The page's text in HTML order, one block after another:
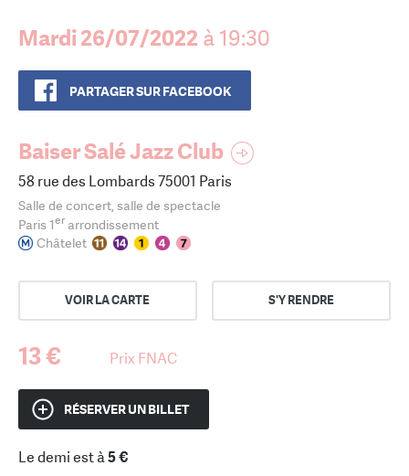
Mardi 26/07/2022 à 19:30
PARTAGER SUR FACEBOOK
Baiser Salé Jazz Club
58 rue des Lombards 75001 Paris
Salle de concert, salle de spectacle
Paris 1erarrondissement
Châtelet
VOIR LA CARTE S'Y RENDRE
13 € Prix FNAC
RÉSERVER UN BILLET
Le demi est à5 €